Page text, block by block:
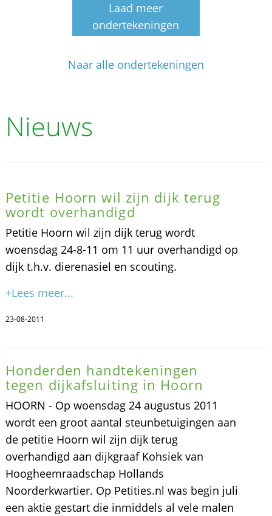
Laad meer
ondertekeningen
Naar alle ondertekeningen
Nieuws
Petitie Hoorn wil zijn dijk terug
wordt overhandigd
Petitie Hoorn wil zijn dijk terug wordt
woensdag 24-8-11 om 11 uur overhandigd op
dijk t.h.v. dierenasiel en scouting.
+Lees meer...
23-08-2011
Honderden handtekeningen
tegen dijkafsluiting in Hoorn
HOORN - Op woensdag 24 augustus 2011
wordt een groot aantal steunbetuigingen aan
de petitie Hoorn wil zijn dijk terug
overhandigd aan dijkgraaf Kohsiek van
Hoogheemraadschap Hollands
Noorderkwartier. Op Petities.nl was begin juli
een aktie gestart die inmiddels al vele malen